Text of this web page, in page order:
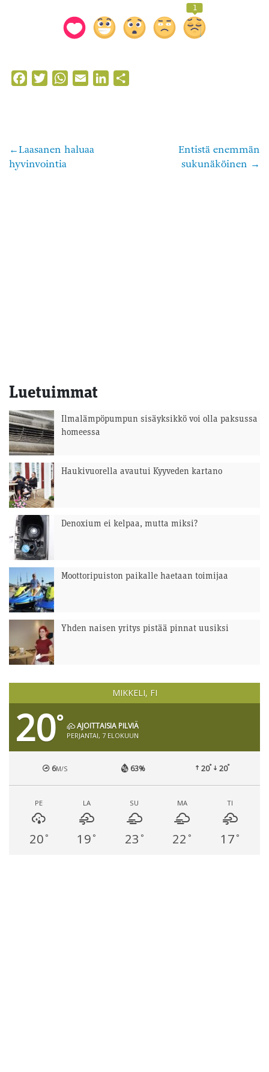
1
FacebookTwitterWhatsApp
Email LinkedIn
Artikkelien
Laasanen haluaa
hyvinvointia
Entistä enemmän
sukunäköinen
Luetuimmat
Ilmalämpöpumpun sisäyksikkö voi olla paksussa
homeessa
Haukivuorella avautui Kyyveden kartano
Denoxium ei kelpaa, mutta miksi?
Moottoripuiston paikalle haetaan toimijaa
Yhden naisen yritys pistää pinnat uusiksi
MIKKELI, FI
20° AJOITTAISIA PILVIÄ
PERJANTAI, 7 ELOKUUN
6M/S 63% 20° 20°
PE
20 °
LA
19 °
SU
23 °
MA
22 °
TI
17 °